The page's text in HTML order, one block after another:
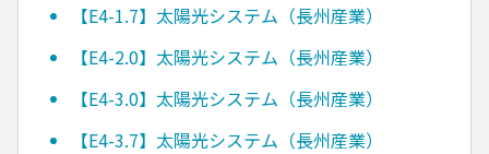
【E4-1.7】太陽光システム（長州産業）
【E4-2.0】太陽光システム（長州産業）
【E4-3.0】太陽光システム（長州産業）
【E4-3.7】太陽光システム（長州産業）